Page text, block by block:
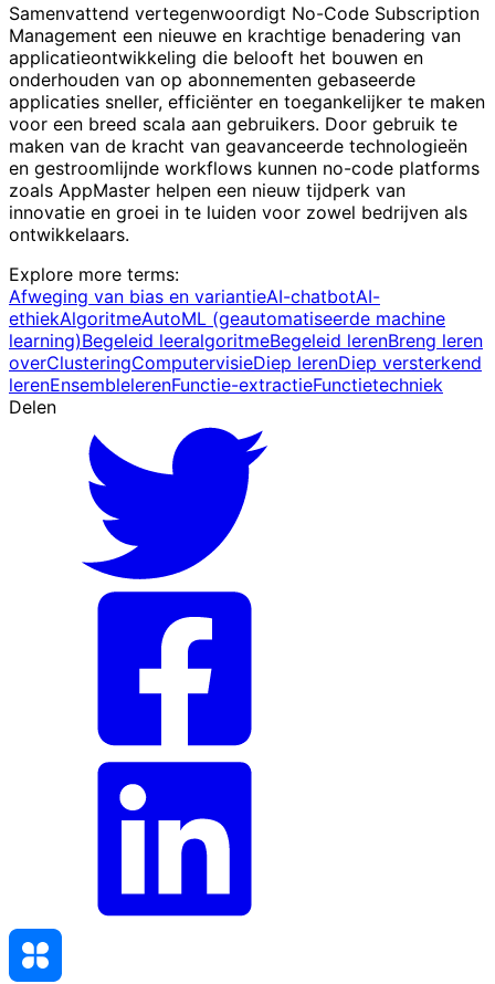
Samenvattend vertegenwoordigt No-Code Subscription
Management een nieuwe en krachtige benadering van
applicatieontwikkeling die belooft het bouwen en
onderhouden van op abonnementen gebaseerde
applicaties sneller, efficiënter en toegankelijker te maken
voor een breed scala aan gebruikers. Door gebruik te
maken van de kracht van geavanceerde technologieën
en gestroomlijnde workflows kunnen no-code platforms
zoals AppMaster helpen een nieuw tijdperk van
innovatie en groei in te luiden voor zowel bedrijven als
ontwikkelaars.
Explore more terms:
Afweging van bias en variantieAI-chatbotAI-
ethiekAlgoritmeAutoML (geautomatiseerde machine
learning)Begeleid leeralgoritmeBegeleid lerenBreng leren
overClusteringComputervisieDiep lerenDiep versterkend
lerenEnsemblelerenFunctie-extractieFunctietechniek
Delen